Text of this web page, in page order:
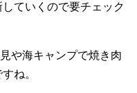
していくので要チェック
や海キャンプで焼き肉
ね。